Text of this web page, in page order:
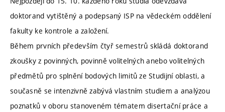
doktorand vytištěný a podepsaný ISP na vědeckém oddělení
fakulty ke kontrole a založení.
Během prvních především čtyř semestrů skládá doktorand
zkoušky z povinných, povinně volitelných anebo volitelných
předmětů pro splnění bodových limitů ze Studijní oblasti, a
současně se intenzivně zabývá vlastním studiem a analýzou
poznatků v oboru stanoveném tématem disertační práce a